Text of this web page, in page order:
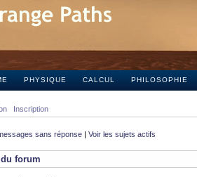
PHYSIQUE CALCUL PHILOSOPHIE
Inscription
sans réponse | Voir les sujets actifs
du forum